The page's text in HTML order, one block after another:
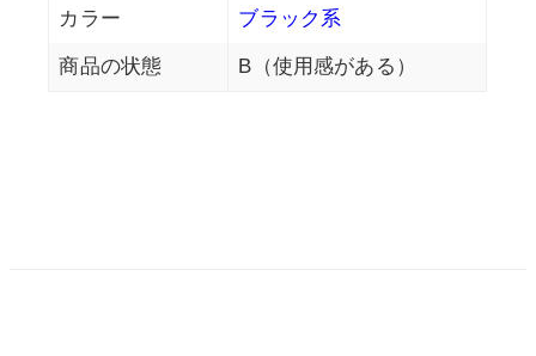
カラー ブラック系
商品の状態 B（使用感がある）